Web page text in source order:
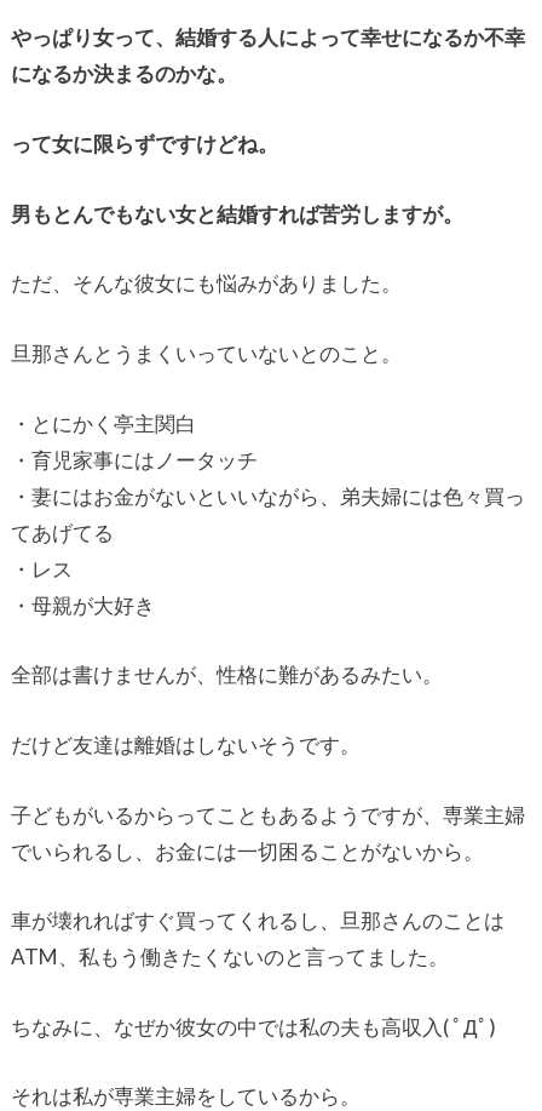
やっぱり女って、結婚する人によって幸せになるか不幸
になるか決まるのかな。
って女に限らずですけどね。
男もとんでもない女と結婚すれば苦労しますが。
ただ、そんな彼女にも悩みがありました。
旦那さんとうまくいっていないとのこと。
・とにかく亭主関白
・育児家事にはノータッチ
・妻にはお金がないといいながら、弟夫婦には色々買っ
てあげてる
・レス
・母親が大好き
全部は書けませんが、性格に難があるみたい。
だけど友達は離婚はしないそうです。
子どもがいるからってこともあるようですが、専業主婦
でいられるし、お金には一切困ることがないから。
車が壊れればすぐ買ってくれるし、旦那さんのことは
ATM、私もう働きたくないのと言ってました。
ちなみに、なぜか彼女の中では私の夫も高収入( ﾟДﾟ)
それは私が専業主婦をしているから。